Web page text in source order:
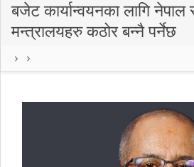
बजेट कार्यान्वयनका लागि नेपाल
मन्त्रालयहरु कठोर बन्नै पर्नेछ